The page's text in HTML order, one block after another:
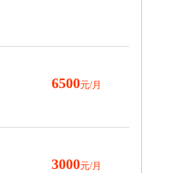
6500元/月
3000元/月